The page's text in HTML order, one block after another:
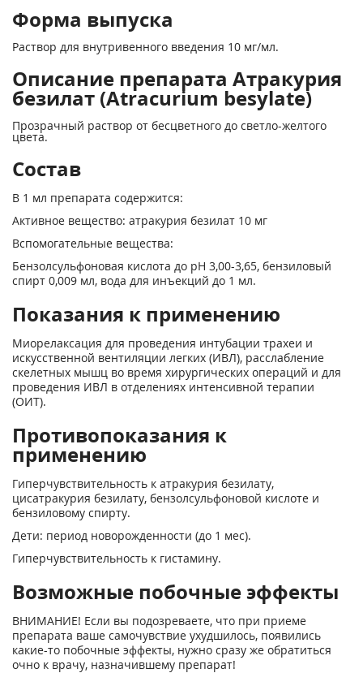
Форма выпуска
Раствор для внутривенного введения 10 мг/мл.
Описание препарата Атракурия
безилат (Atracurium besylate)
Прозрачный раствор от бесцветного до светло-желтого
цвета.
Состав
В 1 мл препарата содержится:
Активное вещество: атракурия безилат 10 мг
Вспомогательные вещества:
Бензолсульфоновая кислота до pH 3,00-3,65, бензиловый
спирт 0,009 мл, вода для инъекций до 1 мл.
Показания к применению
Миорелаксация для проведения интубации трахеи и
искусственной вентиляции легких (ИВЛ), расслабление
скелетных мышц во время хирургических операций и для
проведения ИВЛ в отделениях интенсивной терапии
(ОИТ).
Противопоказания к
применению
Гиперчувствительность к атракурия безилату,
цисатракурия безилату, бензолсульфоновой кислоте и
бензиловому спирту.
Дети: период новорожденности (до 1 мес).
Гиперчувствительность к гистамину.
Возможные побочные эффекты
ВНИМАНИЕ! Если вы подозреваете, что при приеме
препарата ваше самочувствие ухудшилось, появились
какие-то побочные эффекты, нужно сразу же обратиться
очно к врачу, назначившему препарат!